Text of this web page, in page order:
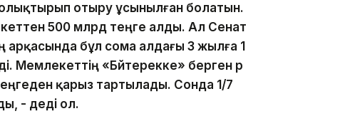
отыру ұсынылған болатын.
500 млрд теңге алды. Ал Сенат
бұл сома алдағы 3 жылға 1
Мемлекеттің «Бәйтерекке» берген әр
қарыз тартылады. Сонда 1/7
- деді ол.